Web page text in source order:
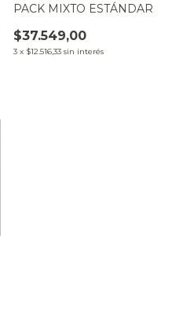
PACK MIXTO ESTÁNDAR
$37.549,00
3 x $12.516,33 sin interés